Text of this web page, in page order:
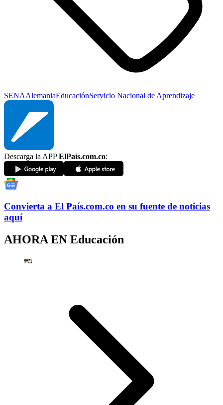
SENAAlemaniaEducaciónServicio Nacional de Aprendizaje
Descarga la APPElPaís.com.co:
Convierta a El País.com.co en su fuente de noticias
aquí
AHORA EN Educación